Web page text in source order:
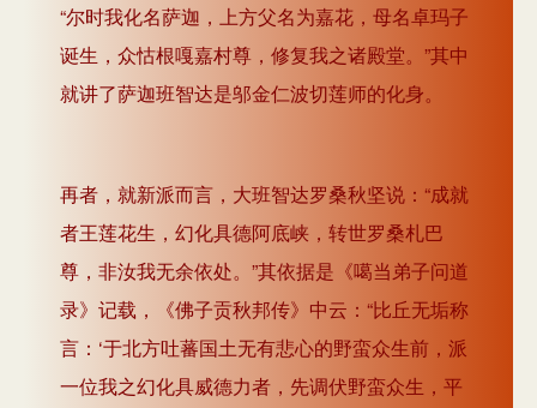
“尔时我化名萨迦，上方父名为嘉花，母名卓玛子
诞生，众怙根嘎嘉村尊，修复我之诸殿堂。”其中
就讲了萨迦班智达是邬金仁波切莲师的化身。
再者，就新派而言，大班智达罗桑秋坚说：“成就
者王莲花生，幻化具德阿底峡，转世罗桑札巴
尊，非汝我无余依处。”其依据是《噶当弟子问道
录》记载，《佛子贡秋邦传》中云：“比丘无垢称
言：‘于北方吐蕃国土无有悲心的野蛮众生前，派
一位我之幻化具威德力者，先调伏野蛮众生，平